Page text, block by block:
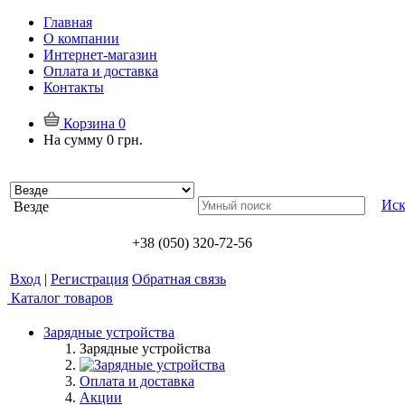
Главная
О компании
Интернет-магазин
Оплата и доставка
Контакты
Корзина 0
На сумму 0 грн.
Везде
+38 (050) 320-72-56
Вход | Регистрация Обратная связь
Каталог товаров
Зарядные устройства
Зарядные устройства
Оплата и доставка
Акции